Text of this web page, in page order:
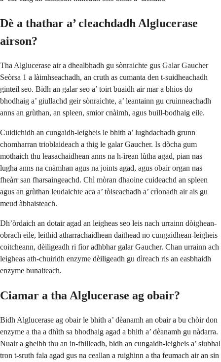
Dè a thathar a’ cleachdadh Alglucerase
airson?
Tha Alglucerase air a dhealbhadh gu sònraichte gus Galar Gaucher
Seòrsa 1 a làimhseachadh, an cruth as cumanta den t-suidheachadh
ginteil seo. Bidh an galar seo a’ toirt buaidh air mar a bhios do
bhodhaig a’ giullachd geir sònraichte, a’ leantainn gu cruinneachadh
anns an grùthan, an spleen, smior cnàimh, agus buill-bodhaig eile.
Cuidichidh an cungaidh-leigheis le bhith a’ lughdachadh grunn
chomharran trioblaideach a thig le galar Gaucher. Is dòcha gum
mothaich thu leasachaidhean anns na h-ìrean lùtha agad, pian nas
lugha anns na cnàmhan agus na joints agad, agus obair organ nas
fheàrr san fharsaingeachd. Chì mòran dhaoine cuideachd an spleen
agus an grùthan leudaichte aca a’ tòiseachadh a’ crìonadh air ais gu
meud àbhaisteach.
Dh’òrdaich an dotair agad an leigheas seo leis nach urrainn dòighean-
obrach eile, leithid atharrachaidhean daithead no cungaidhean-leigheis
coitcheann, dèiligeadh ri fìor adhbhar galar Gaucher. Chan urrainn ach
leigheas ath-chuiridh enzyme dèiligeadh gu dìreach ris an easbhaidh
enzyme bunaiteach.
Ciamar a tha Alglucerase ag obair?
Bidh Alglucerase ag obair le bhith a’ dèanamh an obair a bu chòir don
enzyme a tha a dhìth sa bhodhaig agad a bhith a’ dèanamh gu nàdarra.
Nuair a gheibh thu an in-fhilleadh, bidh an cungaidh-leigheis a’ siubhal
tron t-sruth fala agad gus na ceallan a ruighinn a tha feumach air an sin